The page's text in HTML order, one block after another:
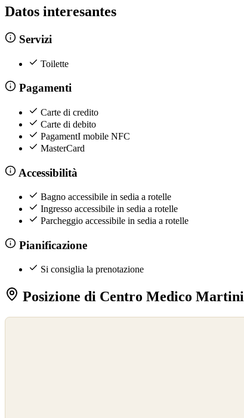
Datos interesantes
Servizi
Toilette
Pagamenti
Carte di credito
Carte di debito
PagamentI mobile NFC
MasterCard
Accessibilità
Bagno accessibile in sedia a rotelle
Ingresso accessibile in sedia a rotelle
Parcheggio accessibile in sedia a rotelle
Pianificazione
Si consiglia la prenotazione
Posizione di Centro Medico Martini